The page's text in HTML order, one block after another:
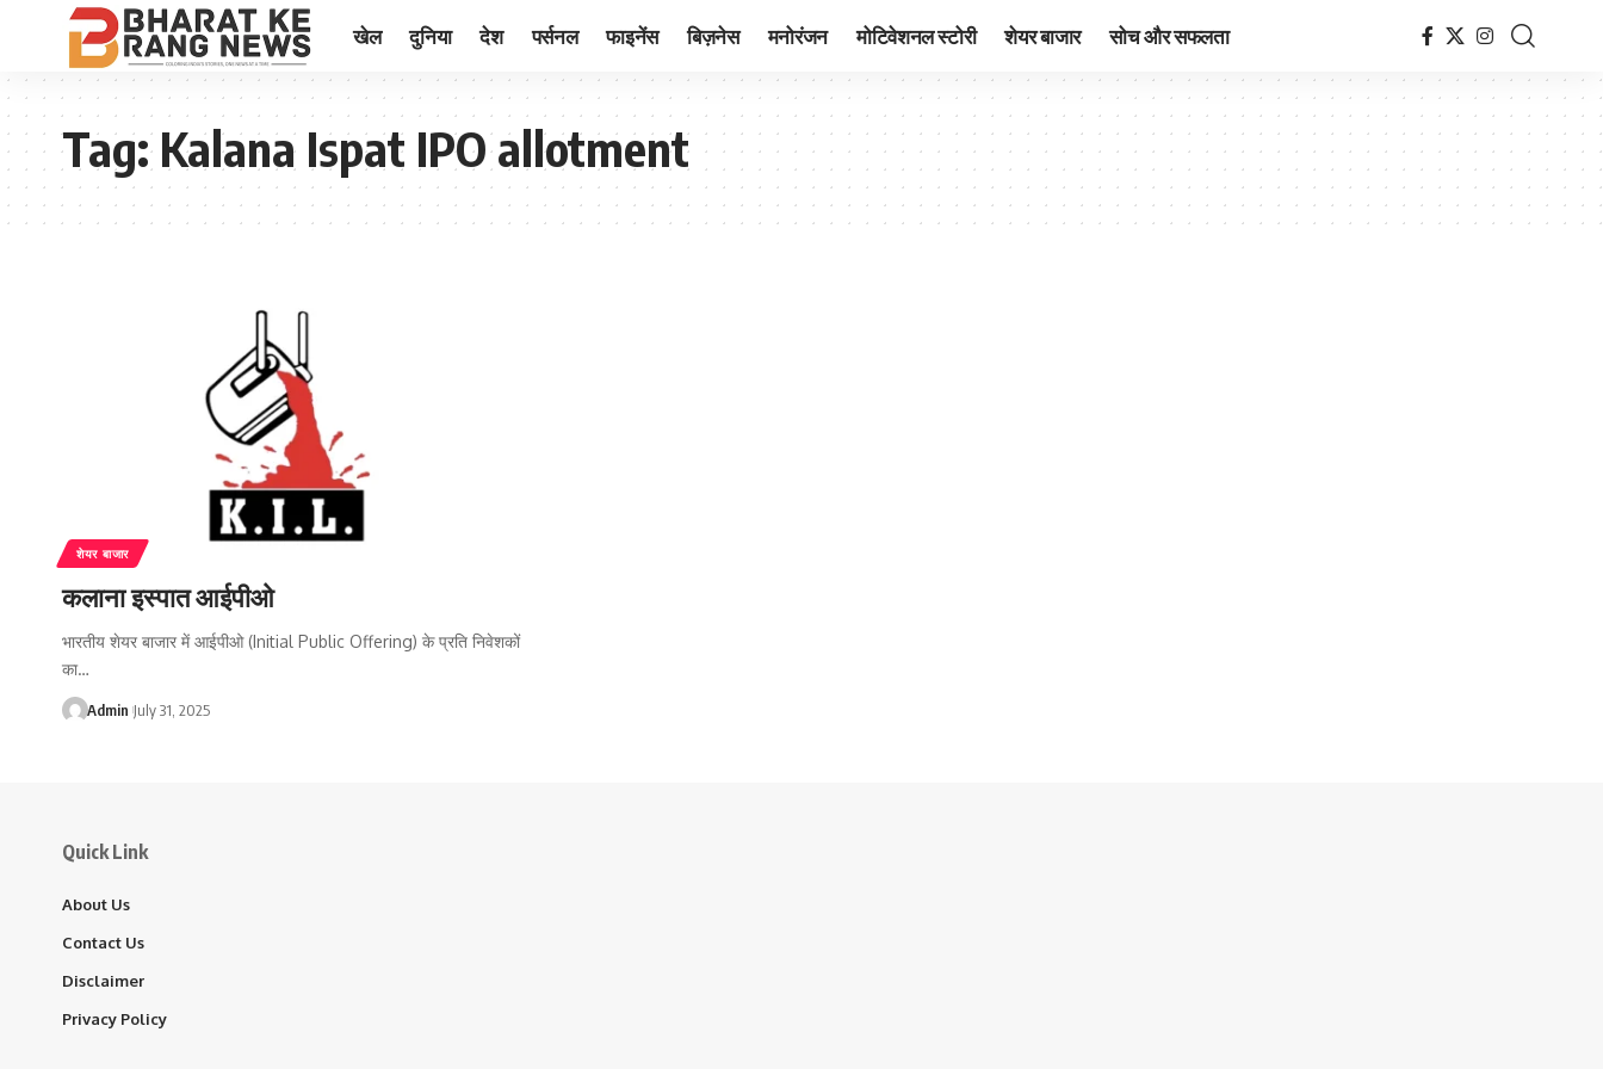
खेल दुनिया देश पर्सनल फाइनेंस बिज़नेस मनोरंजन मोटिवेशनल स्टोरी शेयर बाजार सोच और सफलता
Tag:Kalana Ispat IPO allotment
शेयर बाजार
कलाना इस्पात आईपीओ
भारतीय शेयर बाजार में आईपीओ (Initial Public Offering) के प्रति निवेशकों
का…
Admin July 31, 2025
Quick Link
About Us
Contact Us
Disclaimer
Privacy Policy